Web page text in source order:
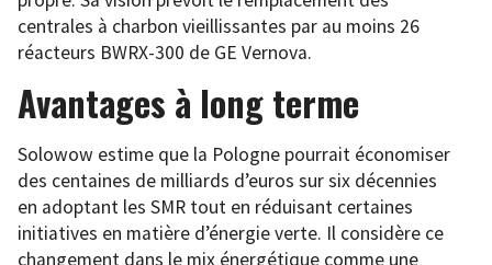
centrales à charbon vieillissantes par au moins 26
réacteurs BWRX-300 de GE Vernova.
Avantages à long terme
Solowow estime que la Pologne pourrait économiser
des centaines de milliards d’euros sur six décennies
en adoptant les SMR tout en réduisant certaines
initiatives en matière d’énergie verte. Il considère ce
changement dans le mix énergétique comme une